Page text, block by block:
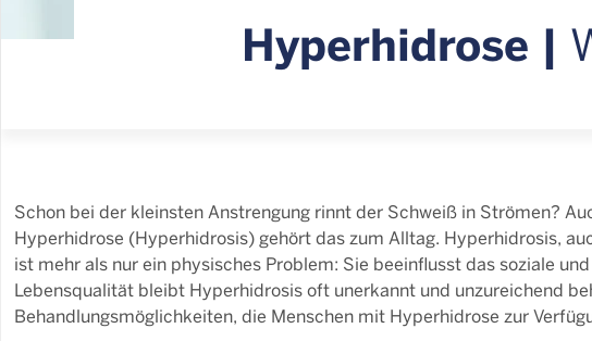
Hyperhidrose |
Schon bei der kleinsten Anstrengung rinnt der Schweiß in Strömen?
Hyperhidrose (Hyperhidrosis) gehört das zum Alltag. Hyperhidrosis,
ist mehr als nur ein physisches Problem: Sie beeinflusst das soziale
Lebensqualität bleibt Hyperhidrosis oft unerkannt und unzureichend
Behandlungsmöglichkeiten, die Menschen mit Hyperhidrose zur